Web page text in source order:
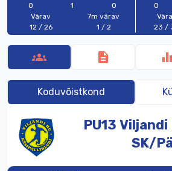
0
1
0
Värav
12 / 26
7m värav
1 / 2
0
23 /
groups description equalizer
Koduvõistkond
PU13 Viljandi
SK/